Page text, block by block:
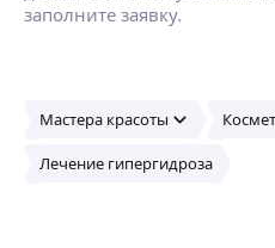
заполните заявку.
Мастера красоты
Лечение гипергидроза